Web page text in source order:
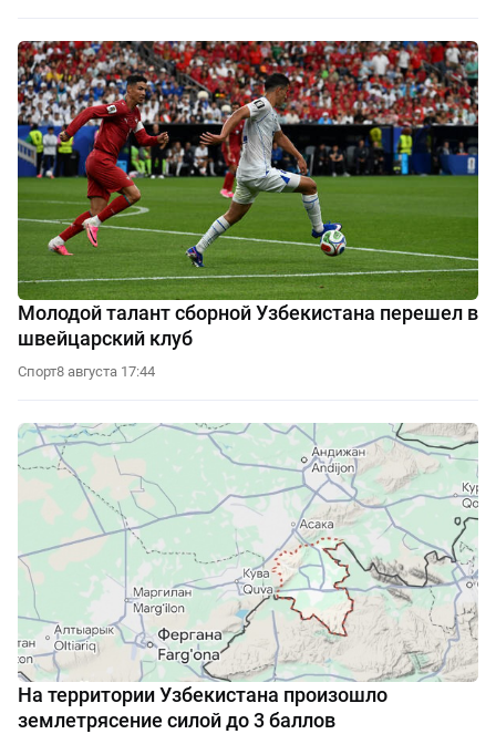
Молодой талант сборной Узбекистана перешел в
швейцарский клуб
Спорт8 августа 17:44
На территории Узбекистана произошло
землетрясение силой до 3 баллов